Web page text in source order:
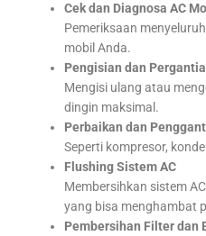
Cek dan Diagnosa AC
Pemeriksaan
mobil Anda.
Pengisian dan
Mengisi ulang atau
dingin maksimal.
Perbaikan dan
Seperti kompresor,
Flushing Sistem AC
Membersihkan sistem
yang bisa menghambat
Pembersihan Filter dan